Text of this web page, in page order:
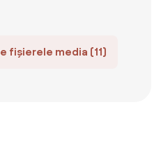
fișierele media (11)